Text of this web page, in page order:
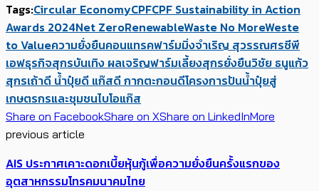
Tags:Circular EconomyCPFCPF Sustainability in Action
Awards 2024Net ZeroRenewableWaste No More​Weste
to Valueความยั่งยืนคอนแทรคฟาร์มมิ่งจำเริญ สุวรรณศรซีพี
เอฟธุรกิจสุกรบันเทิง ผลเจริญฟาร์มเลี้ยงสุกรยั่งยืนวิชัย ธนูแก้ว
สุกรเถ้าดี น้ำปุ๋ยดี แก๊สดี กากตะกอนดีโครงการปันน้ำปุ๋ยสู่
เกษตรกรและชุมชนไบโอแก๊ส
Share on FacebookShare on XShare on LinkedInMore
previous article
AIS ประกาศเคาะดอกเบี้ยหุ้นกู้เพื่อความยั่งยืนครั้งแรกของ
อุตสาหกรรมโทรคมนาคมไทย